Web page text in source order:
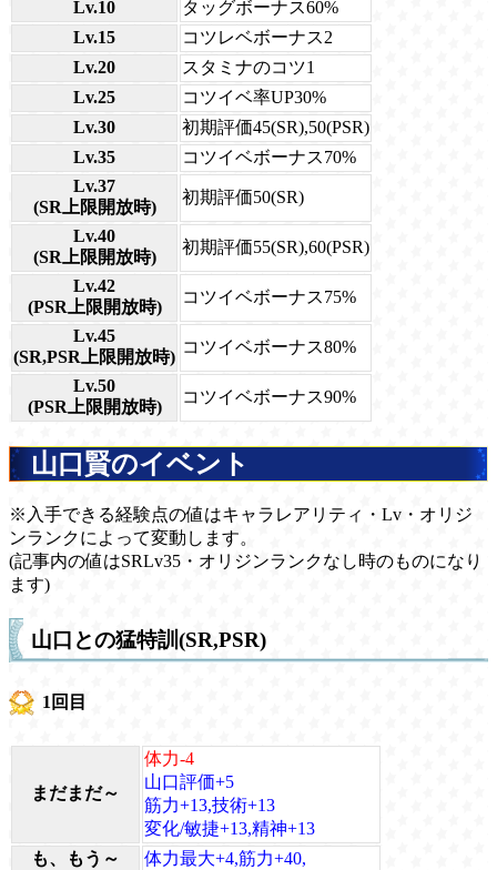
Lv.10
タッグボーナス60%
Lv.15
コツレベボーナス2
Lv.20
スタミナのコツ1
Lv.25
コツイベ率UP30%
Lv.30
初期評価45(SR),50(PSR)
Lv.35
コツイベボーナス70%
Lv.37
(SR上限開放時)
初期評価50(SR)
Lv.40
(SR上限開放時)
初期評価55(SR),60(PSR)
Lv.42
(PSR上限開放時)
コツイベボーナス75%
Lv.45
(SR,PSR上限開放時)
コツイベボーナス80%
Lv.50
(PSR上限開放時)
コツイベボーナス90%
山口賢のイベント
※入手できる経験点の値はキャラレアリティ・Lv・オリジ
ンランクによって変動します。
(記事内の値はSRLv35・オリジンランクなし時のものになり
ます)
山口との猛特訓(SR,PSR)
1回目
まだまだ～
体力-4
山口評価+5
筋力+13,技術+13
変化/敏捷+13,精神+13
も、もう～
体力最大+4,筋力+40,